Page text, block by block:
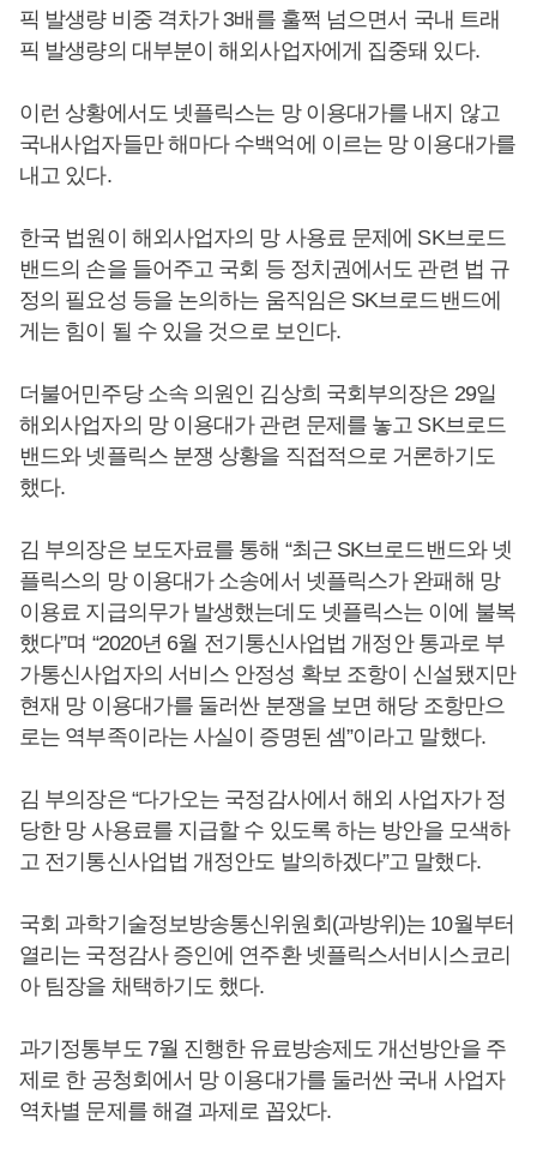
픽 발생량 비중 격차가 3배를 훌쩍 넘으면서 국내 트래
픽 발생량의 대부분이 해외사업자에게 집중돼 있다.
이런 상황에서도 넷플릭스는 망 이용대가를 내지 않고
국내사업자들만 해마다 수백억에 이르는 망 이용대가를
내고 있다.
한국 법원이 해외사업자의 망 사용료 문제에 SK브로드
밴드의 손을 들어주고 국회 등 정치권에서도 관련 법 규
정의 필요성 등을 논의하는 움직임은 SK브로드밴드에
게는 힘이 될 수 있을 것으로 보인다.
더불어민주당 소속 의원인 김상희 국회부의장은 29일
해외사업자의 망 이용대가 관련 문제를 놓고 SK브로드
밴드와 넷플릭스 분쟁 상황을 직접적으로 거론하기도
했다.
김 부의장은 보도자료를 통해 “최근 SK브로드밴드와 넷
플릭스의 망 이용대가 소송에서 넷플릭스가 완패해 망
이용료 지급의무가 발생했는데도 넷플릭스는 이에 불복
했다”며 “2020년 6월 전기통신사업법 개정안 통과로 부
가통신사업자의 서비스 안정성 확보 조항이 신설됐지만
현재 망 이용대가를 둘러싼 분쟁을 보면 해당 조항만으
로는 역부족이라는 사실이 증명된 셈”이라고 말했다.
김 부의장은 “다가오는 국정감사에서 해외 사업자가 정
당한 망 사용료를 지급할 수 있도록 하는 방안을 모색하
고 전기통신사업법 개정안도 발의하겠다”고 말했다.
국회 과학기술정보방송통신위원회(과방위)는 10월부터
열리는 국정감사 증인에 연주환 넷플릭스서비시스코리
아 팀장을 채택하기도 했다.
과기정통부도 7월 진행한 유료방송제도 개선방안을 주
제로 한 공청회에서 망 이용대가를 둘러싼 국내 사업자
역차별 문제를 해결 과제로 꼽았다.